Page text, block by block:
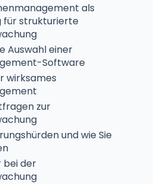
als
für strukturierte
Auswahl einer
Software
wirksames
zur
und wie Sie
bei der